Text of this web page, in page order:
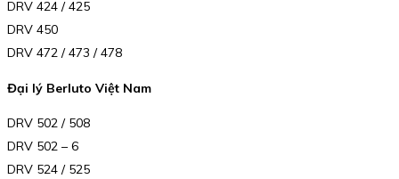
DRV 424 / 425
DRV 450
DRV 472 / 473 / 478
Đại lý Berluto Việt Nam
DRV 502 / 508
DRV 502 – 6
DRV 524 / 525